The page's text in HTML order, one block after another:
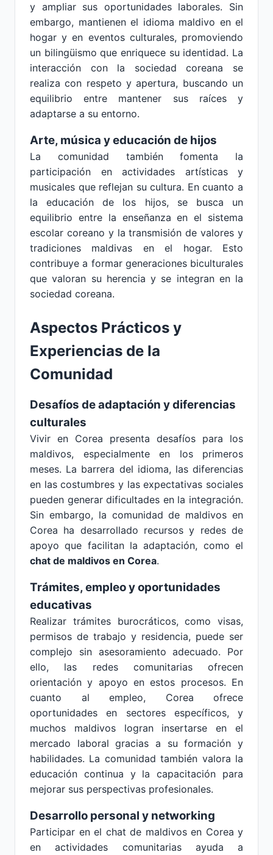
y ampliar sus oportunidades laborales. Sin
embargo, mantienen el idioma maldivo en el
hogar y en eventos culturales, promoviendo
un bilingüismo que enriquece su identidad. La
interacción con la sociedad coreana se
realiza con respeto y apertura, buscando un
equilibrio entre mantener sus raíces y
adaptarse a su entorno.
Arte, música y educación de hijos
La comunidad también fomenta la
participación en actividades artísticas y
musicales que reflejan su cultura. En cuanto a
la educación de los hijos, se busca un
equilibrio entre la enseñanza en el sistema
escolar coreano y la transmisión de valores y
tradiciones maldivas en el hogar. Esto
contribuye a formar generaciones biculturales
que valoran su herencia y se integran en la
sociedad coreana.
Aspectos Prácticos y
Experiencias de la
Comunidad
Desafíos de adaptación y diferencias
culturales
Vivir en Corea presenta desafíos para los
maldivos, especialmente en los primeros
meses. La barrera del idioma, las diferencias
en las costumbres y las expectativas sociales
pueden generar dificultades en la integración.
Sin embargo, la comunidad de maldivos en
Corea ha desarrollado recursos y redes de
apoyo que facilitan la adaptación, como el
chat de maldivos en Corea.
Trámites, empleo y oportunidades
educativas
Realizar trámites burocráticos, como visas,
permisos de trabajo y residencia, puede ser
complejo sin asesoramiento adecuado. Por
ello, las redes comunitarias ofrecen
orientación y apoyo en estos procesos. En
cuanto al empleo, Corea ofrece
oportunidades en sectores específicos, y
muchos maldivos logran insertarse en el
mercado laboral gracias a su formación y
habilidades. La comunidad también valora la
educación continua y la capacitación para
mejorar sus perspectivas profesionales.
Desarrollo personal y networking
Participar en el chat de maldivos en Corea y
en actividades comunitarias ayuda a